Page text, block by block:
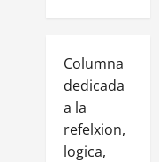
Columna
dedicada
a la
refelxion,
logica,